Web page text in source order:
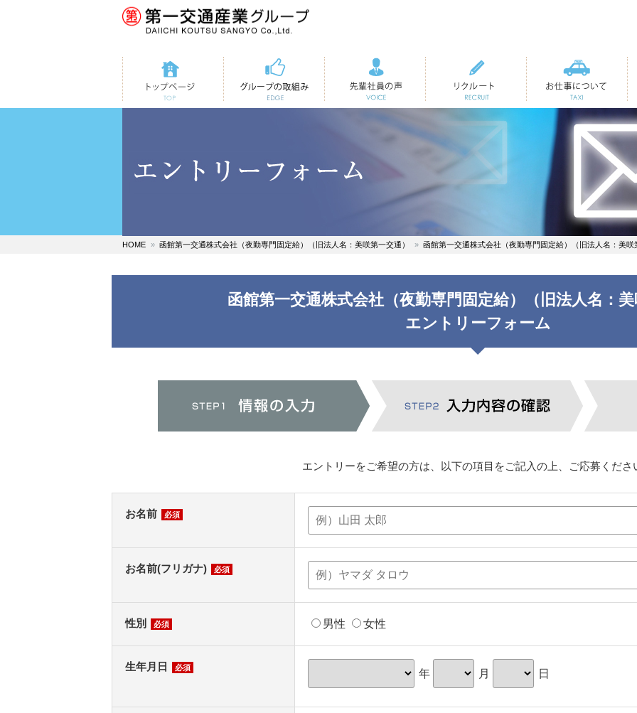
トップページ 第一交通の取組み 先輩社員の声 リクルート お仕事について
HOME 函館第一交通株式会社（夜勤専門固定給）（旧法人名：美咲第一交通） 函館第一交通株式会社（夜勤専門固定給）（旧法人名：美咲
函館第一交通株式会社（夜勤専門固定給）（旧法人名：
エントリーフォーム
エントリーをご希望の方は、以下の項目をご記入の上、ご応募くださ
お名前 必須
お名前(フリガナ) 必須
性別 必須 男性 女性
生年月日 必須 年 月 日